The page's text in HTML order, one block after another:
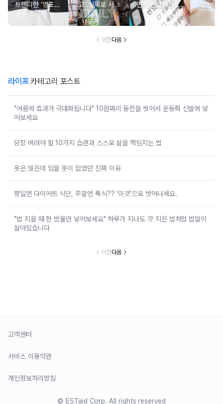
트렌디한 ‘영포티’
분석
고..실제로 사람
구한 연예인 10
면? '연말정산' 핵
심 꿀팁 A to Z
있는 건
요?”
이전다음
라이프카테고리 포스트
"여름에 효과가 극대화됩니다" 10원짜리 동전을 씻어서 운동화 신발에 넣
어보세요
당장 버려야 할 10가지 습관과 스스로 삶을 책임지는 법
옷은 많은데 입을 옷이 없었던 진짜 이유
평일엔 다이어트 식단, 주말엔 폭식?? '이것'으로 벗어나세요.
"밥 지을 때 한 방울만 넣어보세요" 하루가 지나도 갓 지은 밥처럼 밥알이
살아있습니다
이전다음
고객센터
서비스 이용약관
개인정보처리방침
© ESTaid Corp. All rights reserved